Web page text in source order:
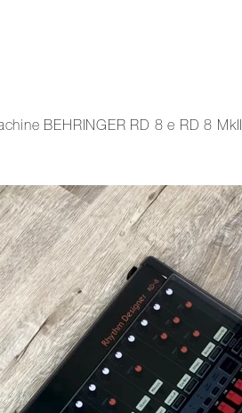
BEHRINGER RD 8 e RD 8 MkII